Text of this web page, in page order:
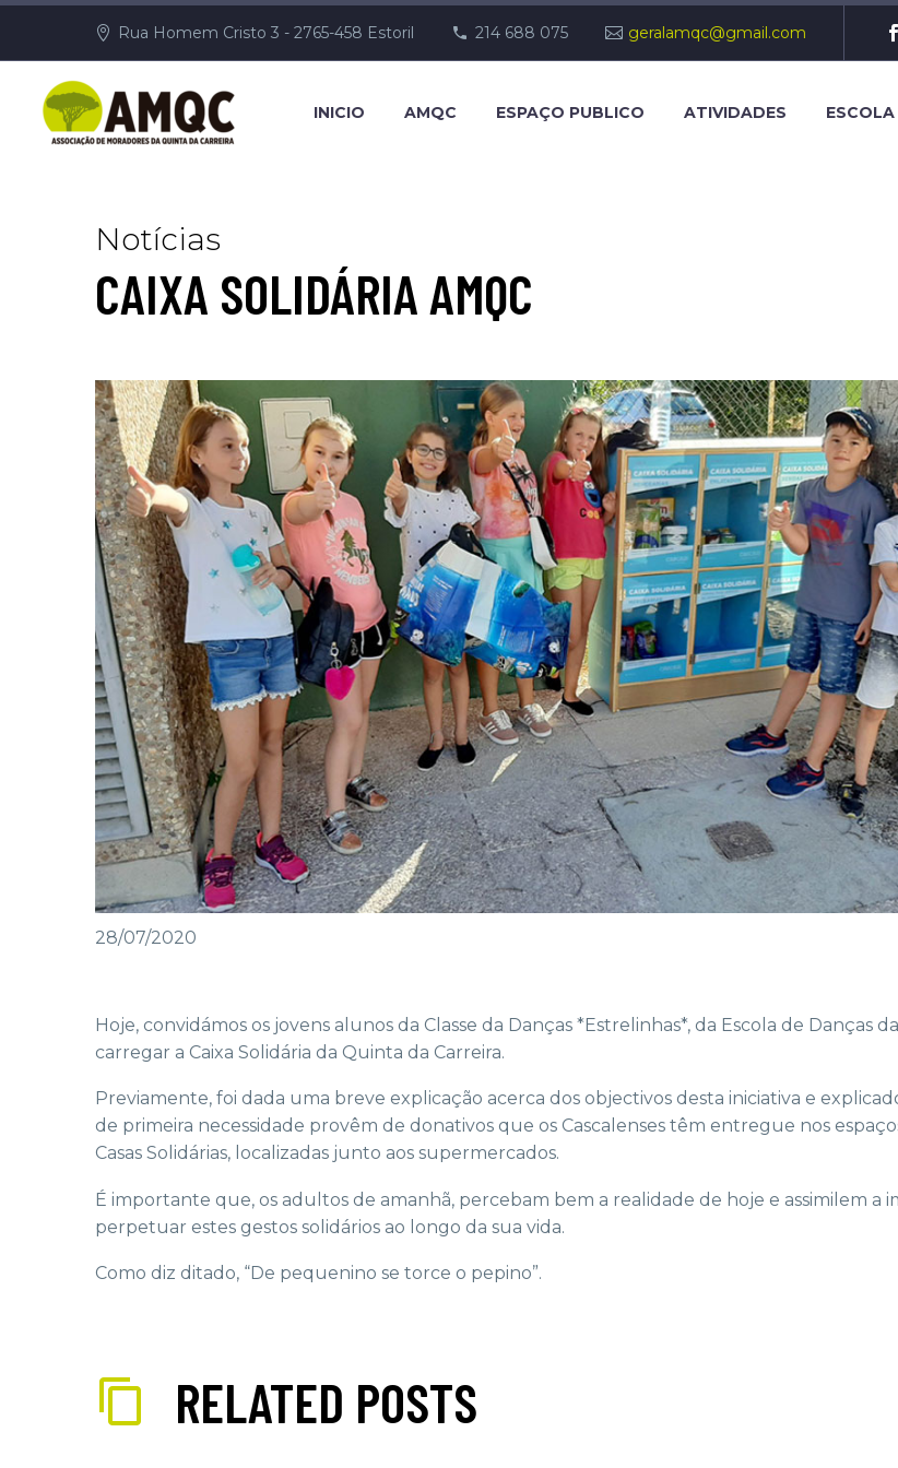
Rua Homem Cristo 3 - 2765-458 Estoril 214 688 075 geralamqc@gmail.com
INICIO AMQC ESPAÇO PUBLICO ATIVIDADES
Notícias
CAIXA SOLIDÁRIA AMQC
28/07/2020
Hoje, convidámos os jovens alunos da Classe da Danças *Estrelinhas*, da Escola de Danças
carregar a Caixa Solidária da Quinta da Carreira.
Previamente, foi dada uma breve explicação acerca dos objectivos desta iniciativa e
de primeira necessidade provêm de donativos que os Cascalenses têm entregue nos
Casas Solidárias, localizadas junto aos supermercados.
É importante que, os adultos de amanhã, percebam bem a realidade de hoje e assimilem a
perpetuar estes gestos solidários ao longo da sua vida.
Como diz ditado, “De pequenino se torce o pepino”.
RELATED POSTS